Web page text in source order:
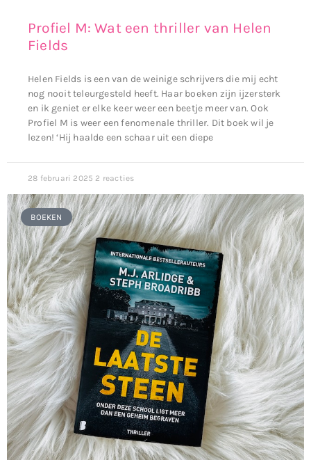
Profiel M: Wat een thriller van Helen
Fields
Helen Fields is een van de weinige schrijvers die mij echt
nog nooit teleurgesteld heeft. Haar boeken zijn ijzersterk
en ik geniet er elke keer weer een beetje meer van. Ook
Profiel M is weer een fenomenale thriller. Dit boek wil je
lezen! ‘Hij haalde een schaar uit een diepe
28 februari 2025 2 reacties
BOEKEN